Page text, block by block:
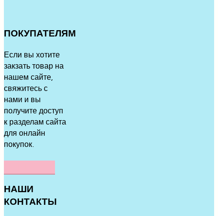
ПОКУПАТЕЛЯМ
Если вы хотите
закзать товар на
нашем сайте,
свяжитесь с
нами и вы
получите доступ
к разделам сайта
для онлайн
покупок.
НАШИ
КОНТАКТЫ